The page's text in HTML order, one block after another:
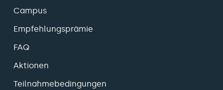
Campus
Empfehlungsprämie
FAQ
Aktionen
Teilnahmebedingungen